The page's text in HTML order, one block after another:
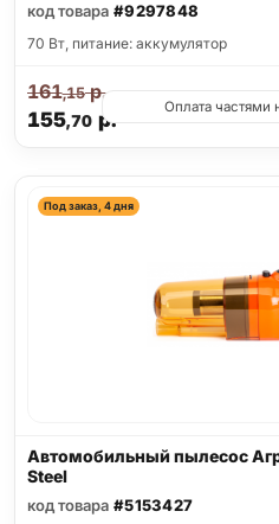
код товара #9297848
70 Вт, питание: аккумулятор
155,70р.
161,15р.
Оплата частями
Под заказ, 4 дня
Автомобильный пылесос
Steel
код товара #5153427